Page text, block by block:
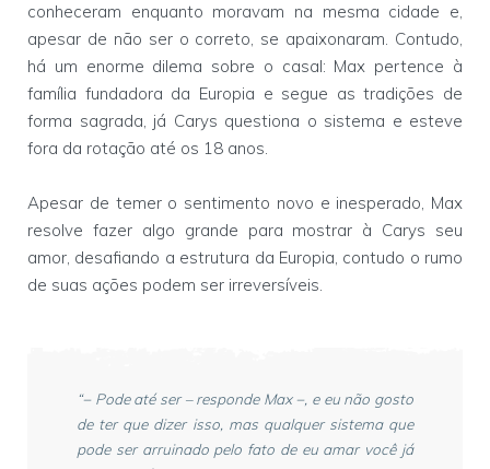
conheceram enquanto moravam na mesma cidade e,
apesar de não ser o correto, se apaixonaram. Contudo,
há um enorme dilema sobre o casal: Max pertence à
família fundadora da Europia e segue as tradições de
forma sagrada, já Carys questiona o sistema e esteve
fora da rotação até os 18 anos.
Apesar de temer o sentimento novo e inesperado, Max
resolve fazer algo grande para mostrar à Carys seu
amor, desafiando a estrutura da Europia, contudo o rumo
de suas ações podem ser irreversíveis.
“− Pode até ser – responde Max −, e eu não gosto
de ter que dizer isso, mas qualquer sistema que
pode ser arruinado pelo fato de eu amar você já